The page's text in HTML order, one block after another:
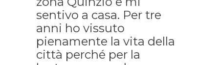
sentivo a casa. Per tre
anni ho vissuto
pienamente la vita della
città perché per la